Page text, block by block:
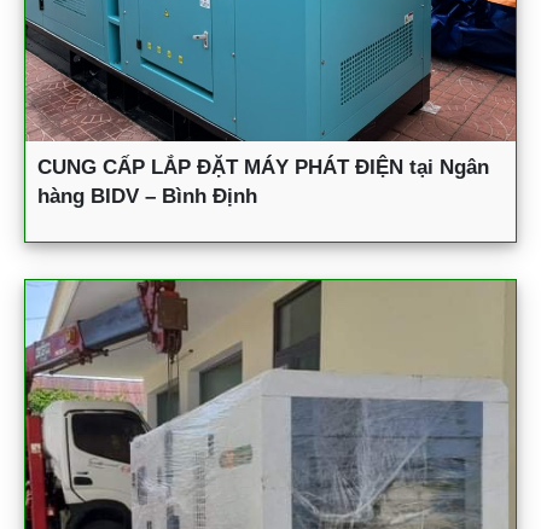
CUNG CẤP LẮP ĐẶT MÁY PHÁT ĐIỆN tại Ngân
hàng BIDV – Bình Định